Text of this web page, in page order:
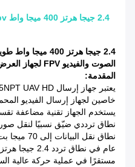
2.4 جيجا هرتز 400 ميجا واط
الصوت والفيديو FPV لجهاز العرض بدون طيار الطائرات بدون طيار
المقدمة:
يستخدم الجهاز تقنية مضاعفة
نطاق ترددي ضيّق نسبيًا لنقل
نطاق نقل البيانات إلى 70 ميجا بت في الثانية.
عام في نطاق
مستقرًا في عملية حركة عالية